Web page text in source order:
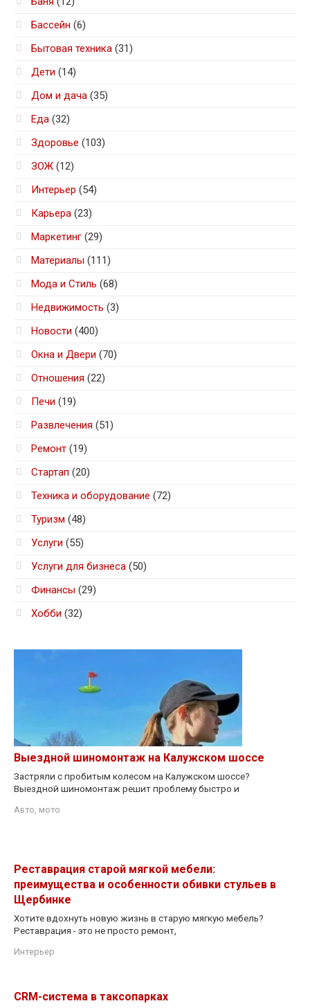
Бассейн (6)
Бытовая техника (31)
Дети (14)
Дом и дача (35)
Еда (32)
Здоровье (103)
ЗОЖ (12)
Интерьер (54)
Карьера (23)
Маркетинг (29)
Материалы (111)
Мода и Стиль (68)
Недвижимость (3)
Новости (400)
Окна и Двери (70)
Отношения (22)
Печи (19)
Развлечения (51)
Ремонт (19)
Стартап (20)
Техника и оборудование (72)
Туризм (48)
Услуги (55)
Услуги для бизнеса (50)
Финансы (29)
Хобби (32)
Выездной шиномонтаж на Калужском шоссе
Застряли с пробитым колесом на Калужском шоссе?
Выездной шиномонтаж решит проблему быстро и
Авто, мото
Реставрация старой мягкой мебели:
преимущества и особенности обивки стульев в
Щербинке
Хотите вдохнуть новую жизнь в старую мягкую мебель?
Реставрация - это не просто ремонт,
Интерьер
CRM-система в таксопарках